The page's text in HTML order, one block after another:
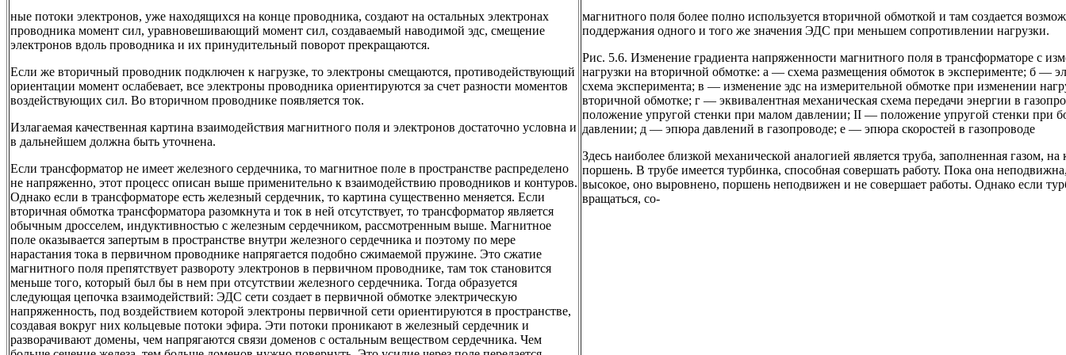
ные потоки электронов, уже находящихся на конце проводника, создают на остальных электронах
проводника момент сил, уравновешивающий момент сил, создаваемый наводимой эдс, смещение
электронов вдоль проводника и их принудительный поворот прекращаются.
Если же вторичный проводник подключен к нагрузке, то электроны смещаются, противодействующий
ориентации момент ослабевает, все электроны проводника ориентируются за счет разности моментов
воздействующих сил. Во вторичном проводнике появляется ток.
Излагаемая качественная картина взаимодействия магнитного поля и электронов достаточно условна и
в дальнейшем должна быть уточнена.
Если трансформатор не имеет железного сердечника, то магнитное поле в пространстве распределено
не напряженно, этот процесс описан выше применительно к взаимодействию проводников и контуров.
Однако если в трансформаторе есть железный сердечник, то картина существенно меняется. Если
вторичная обмотка трансформатора разомкнута и ток в ней отсутствует, то трансформатор является
обычным дросселем, индуктивностью с железным сердечником, рассмотренным выше. Магнитное
поле оказывается запертым в пространстве внутри железного сердечника и поэтому по мере
нарастания тока в первичном проводнике напрягается подобно сжимаемой пружине. Это сжатие
магнитного поля препятствует развороту электронов в первичном проводнике, там ток становится
меньше того, который был бы в нем при отсутствии железного сердечника. Тогда образуется
следующая цепочка взаимодействий: ЭДС сети создает в первичной обмотке электрическую
напряженность, под воздействием которой электроны первичной сети ориентируются в пространстве,
создавая вокруг них кольцевые потоки эфира. Эти потоки проникают в железный сердечник и
разворачивают домены, чем напрягаются связи доменов с остальным веществом сердечника. Чем
магнитного поля более полно используется вторичной обмоткой и там создается
поддержания одного и того же значения ЭДС при меньшем сопротивлении нагрузки.
Рис. 5.6. Изменение градиента напряженности магнитного поля в трансформаторе с
нагрузки на вторичной обмотке: а — схема размещения обмоток в эксперименте; б —
схема эксперимента; в — изменение эдс на измерительной обмотке при изменении
вторичной обмотке; г — эквивалентная механическая схема передачи энергии в
положение упругой стенки при малом давлении; II — положение упругой стенки при
давлении; д — эпюра давлений в газопроводе; е — эпюра скоростей в газопроводе
Здесь наиболее близкой механической аналогией является труба, заполненная газом,
поршень. В трубе имеется турбинка, способная совершать работу. Пока она
высокое, оно выровнено, поршень неподвижен и не совершает работы. Однако если
вращаться, со-